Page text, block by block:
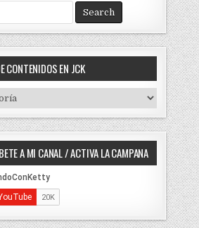
CONTENIDOS EN JCK
A MI CANAL / ACTIVA LA CAMPANA